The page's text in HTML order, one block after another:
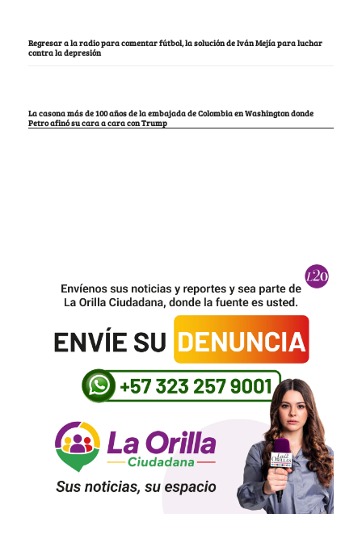
Regresar a la radio para comentar fútbol, la solución de Iván Mejía para luchar
contra la depresión
La casona más de 100 años de la embajada de Colombia en Washington donde
Petro afinó su cara a cara con Trump